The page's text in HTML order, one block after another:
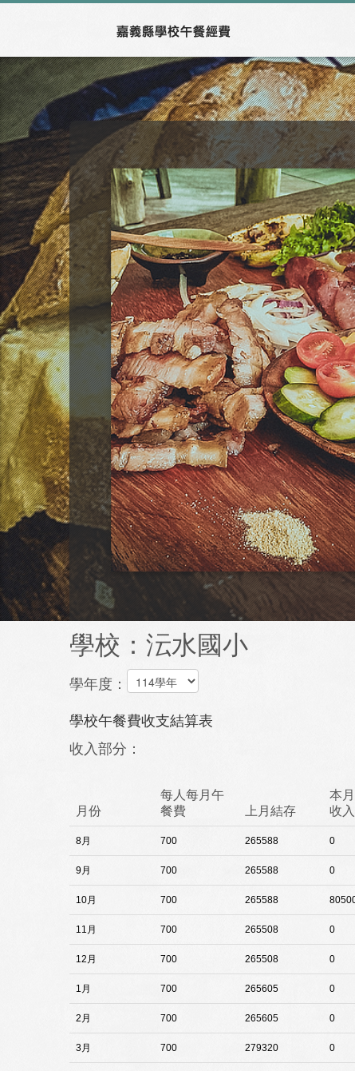
學校：沄水國小
學年度：
學校午餐費收支結算表
收入部分：
月份
每人每月午
餐費
上月結存
本
收入
8月 700 265588 0
9月 700 265588 0
10月 700 265588
11月 700 265508 0
12月 700 265508 0
1月 700 265605 0
2月 700 265605 0
3月 700 279320 0